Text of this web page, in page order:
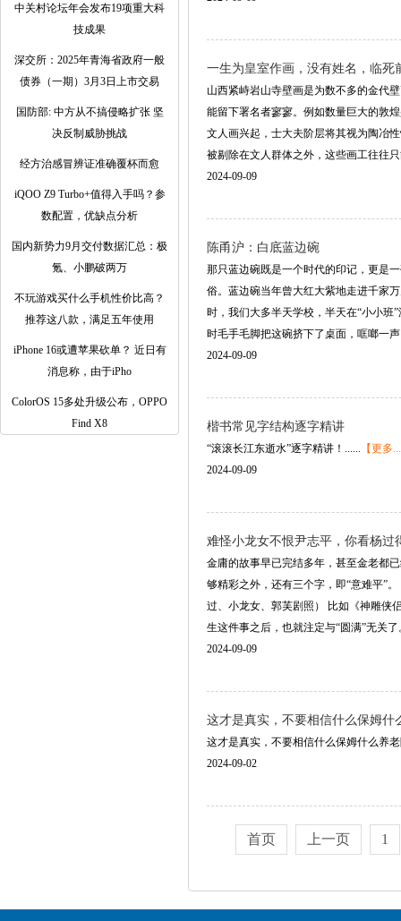
中关村论坛年会发布19项重大科
技成果
深交所：2025年青海省政府一般
债券（一期）3月3日上市交易
国防部: 中方从不搞侵略扩张 坚
决反制威胁挑战
经方治感冒辨证准确覆杯而愈
iQOO Z9 Turbo+值得入手吗？参
数配置，优缺点分析
国内新势力9月交付数据汇总：极
氪、小鹏破两万
不玩游戏买什么手机性价比高？
推荐这八款，满足五年使用
iPhone 16或遭苹果砍单？ 近日有
消息称，由于iPho
ColorOS 15多处升级公布，OPPO
Find X8
一生为皇室作画，没有姓名，临
山西紧峙岩山寺壁画是为数不多的金代
能留下署名者寥寥。例如数量巨大的敦
文人画兴起，士大夫阶层将其视为陶冶
被剔除在文人群体之外，这些画工往往
2024-09-09
陈甬沪：白底蓝边碗
那只蓝边碗既是一个时代的印记，更是
俗。蓝边碗当年曾大红大紫地走进千家
时，我们大多半天学校，半天在“小小
时毛手毛脚把这碗挤下了桌面，哐啷一
2024-09-09
楷书常见字结构逐字精讲
“滚滚长江东逝水”逐字精讲！...... 【更多
2024-09-09
难怪小龙女不恨尹志平，你看杨
金庸的故事早已完结多年，甚至金老都
够精彩之外，还有三个字，即“意难平”
过、小龙女、郭芙剧照） 比如《神雕侠
生这件事之后，也就注定与“圆满”无关了
2024-09-09
这才是真实，不要相信什么保姆什
这才是真实，不要相信什么保姆什么养
2024-09-02
首页 上一页 1